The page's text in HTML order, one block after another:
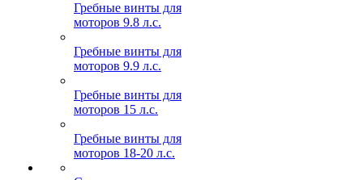
Гребные винты для
моторов 9.8 л.с.
Гребные винты для
моторов 9.9 л.с.
Гребные винты для
моторов 15 л.с.
Гребные винты для
моторов 18-20 л.с.